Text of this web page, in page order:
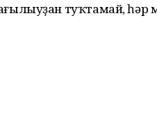
туҡтамай, һәр